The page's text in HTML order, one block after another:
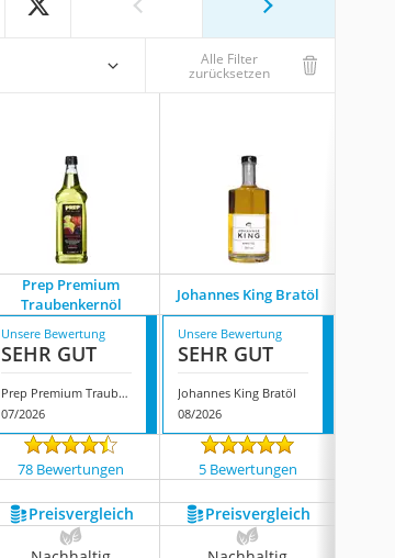
Alle Filter
zurücksetzen
Prep Premium
Traubenkernöl
Johannes King Bratöl
Unsere Bewertung
SEHR GUT
Prep Premium Traubenkernöl
07/2026
Unsere Bewertung
SEHR GUT
Johannes King Bratöl
08/2026
78 Bewertungen 5 Bewertungen
Preis­vergleich Preis­vergleich